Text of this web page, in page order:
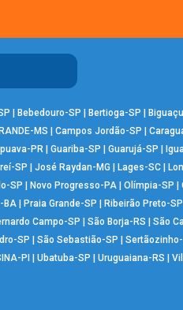
| Bebedouro-SP | Bertioga-SP |
MS | Campos Jordão-SP |
PR | Guariba-SP | Guarujá-SP |
SP | José Raydan-MG | Lages-SC|
SP | Novo Progresso-PA | Olímpia-SP |
BA| Praia Grande-SP | Ribeirão Preto-SP
Campo-SP | São Borja-RS | São
SP | São Sebastião-SP |
PI | Ubatuba-SP | Uruguaiana-RS |